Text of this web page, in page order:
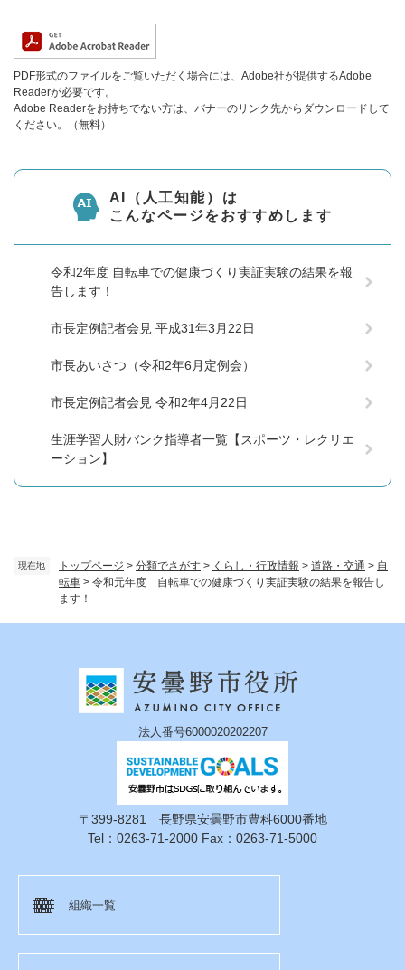
現在地 トップページ > 分類でさがす > くらし・行政情報 > 道路・交通 > 自
転車 > 令和元年度 自転車での健康づくり実証実験の結果を報告し
ます！
PDF形式のファイルをご覧いただく場合には、Adobe社が提供するAdobe
Readerが必要です。
Adobe Readerをお持ちでない方は、バナーのリンク先からダウンロードして
ください。（無料）
AI（人工知能）は
こんなページをおすすめします
令和2年度 自転車での健康づくり実証実験の結果を報
告します！
市長定例記者会見 平成31年3月22日
市長あいさつ（令和2年6月定例会）
市長定例記者会見 令和2年4月22日
生涯学習人財バンク指導者一覧【スポーツ・レクリエ
ーション】
法人番号6000020202207
〒399-8281 長野県安曇野市豊科6000番地
Tel：0263-71-2000 Fax：0263-71-5000
組織一覧